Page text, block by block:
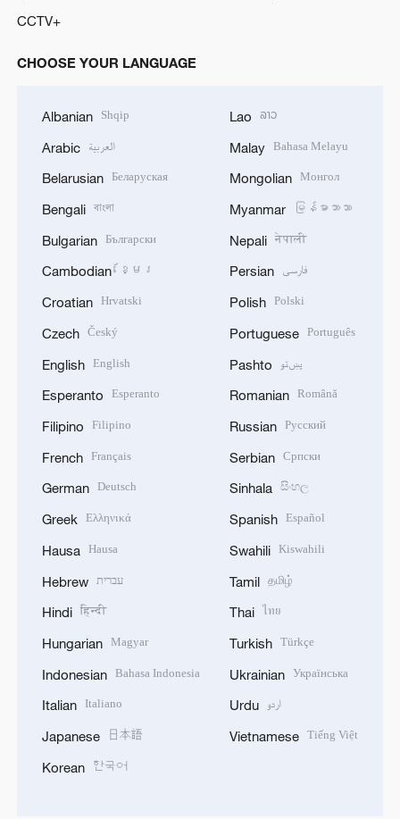
CCTV+
CHOOSE YOUR LANGUAGE
Albanian Shqip
Arabic العربية
Belarusian Беларуская
Bengali বাংলা
Bulgarian Български
Cambodian ខ្មែរ
Croatian Hrvatski
Czech Český
English English
Esperanto Esperanto
Filipino Filipino
French Français
German Deutsch
Greek Ελληνικά
Hausa Hausa
Hebrew עברית
Hindi हिन्दी
Hungarian Magyar
Indonesian Bahasa Indonesia
Italian Italiano
Japanese 日本語
Korean 한국어
Lao ລາວ
Malay Bahasa Melayu
Mongolian Монгол
Myanmar မြန်မာဘာသာ
Nepali नेपाली
Persian فارسی
Polish Polski
Portuguese Português
Pashto پښتو
Romanian Română
Russian Русский
Serbian Српски
Sinhala සිංහල
Spanish Español
Swahili Kiswahili
Tamil தமிழ்
Thai ไทย
Turkish Türkçe
Ukrainian Українська
Urdu اردو
Vietnamese Tiếng Việt